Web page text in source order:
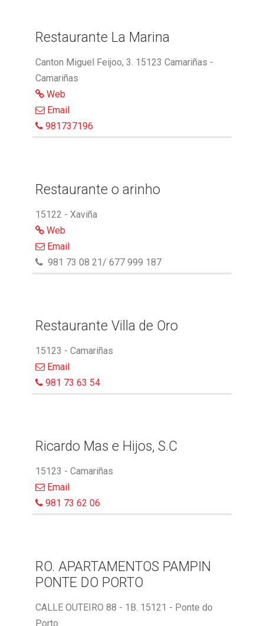
Restaurante La Marina
Canton Miguel Feijoo, 3. 15123 Camariñas -
Camariñas
Web
Email
981737196
Restaurante o arinho
15122 - Xaviña
Web
Email
981 73 08 21/ 677 999 187
Restaurante Villa de Oro
15123 - Camariñas
Email
981 73 63 54
Ricardo Mas e Hijos, S.C
15123 - Camariñas
Email
981 73 62 06
RO. APARTAMENTOS PAMPIN
PONTE DO PORTO
CALLE OUTEIRO 88 - 1B. 15121 - Ponte do
Porto